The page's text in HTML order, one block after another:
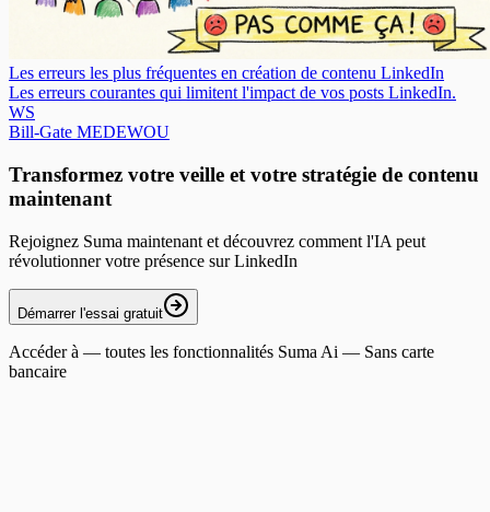
Les erreurs les plus fréquentes en création de contenu LinkedIn
Les erreurs courantes qui limitent l'impact de vos posts LinkedIn.
WS
Bill-Gate MEDEWOU
Transformez votre veille et votre stratégie de contenu
maintenant
Rejoignez Suma maintenant et découvrez comment l'IA peut
révolutionner votre présence sur LinkedIn
Démarrer l'essai gratuit
Accéder à — toutes les fonctionnalités Suma Ai — Sans carte
bancaire